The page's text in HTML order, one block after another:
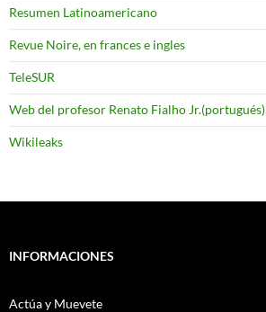
Resumen Latinoamericano
Revue Noire, en frances e ingles
TeleSUR
Web del profesor Renato Fialho Jr.(portugués)
Wikileaks
INFORMACIONES
Actúa y Muevete